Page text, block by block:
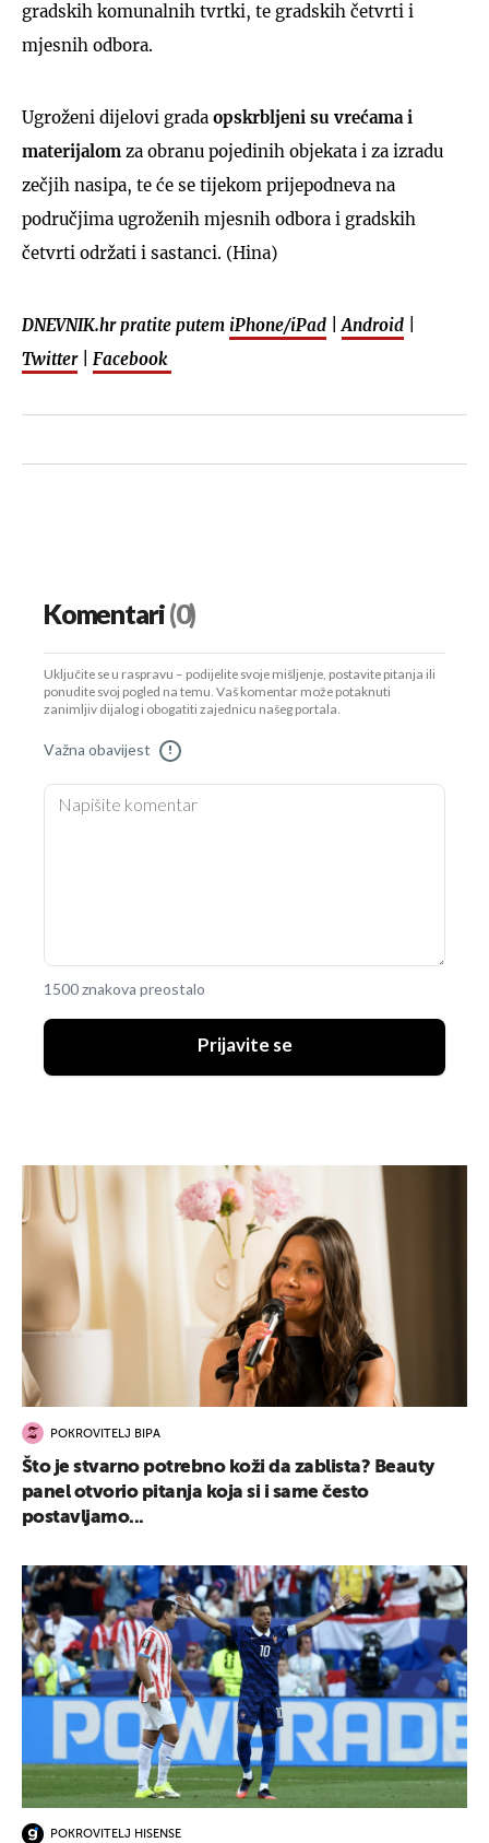
gradskih komunalnih tvrtki, te gradskih četvrti i
mjesnih odbora.
Ugroženi dijelovi grada opskrbljeni su vrećama i
materijalom za obranu pojedinih objekata i za izradu
zečjih nasipa, te će se tijekom prijepodneva na
područjima ugroženih mjesnih odbora i gradskih
četvrti održati i sastanci. (Hina)
DNEVNIK.hr pratite putem iPhone/iPad Android
Twitter| Facebook
Komentari(0)
Uključite se u raspravu – podijelite svoje mišljenje, postavite pitanja ili
ponudite svoj pogled na temu. Vaš komentar može potaknuti
zanimljiv dijalog i obogatiti zajednicu našeg portala.
Važna obavijest !
1500 znakova preostalo
Prijavite se
POKROVITELJ BIPA
Što je stvarno potrebno koži da zablista? Beauty
panel otvorio pitanja koja si i same često
postavljamo...
POKROVITELJ HISENSE